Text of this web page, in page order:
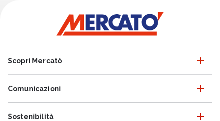
Scopri Mercatò
Comunicazioni
Sostenibilità